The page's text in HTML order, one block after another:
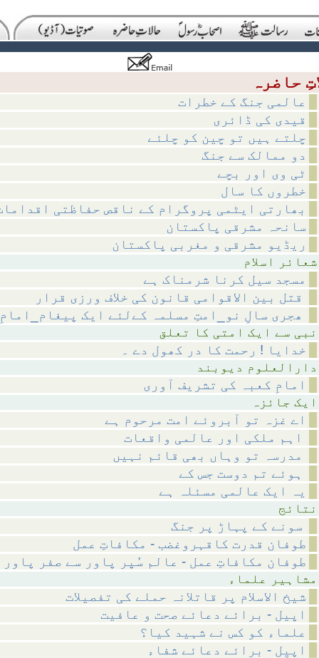
عالمی جنگ کے خطرات
قیدی کی ڈائری
چلتے ہیں تو چین کو چلئے
دو ممالک سے جنگ
ٹی وی اور بچے
خطروں کا سال
بھارتی ایٹمی پروگرام کے ناقص حفاظتی
سانحہ مشرقی پاکستان
ریڈیو مشرقی و مغربی پاکستان
مسجد سیل کرنا شرمناک ہے
خدایا ! رحمت کا در کھول دے ۔
امامِ کعبہ کی تشریف آوری
اے غزہ تو آبروئے امت مرحوم ہے
یہ ایک عالمی مسئلہ ہے
طوفان قدرت کاقہروغضب - مکافاتِ عمل
طوفان مکافاتِ عمل - عالم سُپر پاور سے صفر پاور
شیخ الاسلام پر قاتلانہ حملے کی تفصیلات
اپیل - برائے دعائے صحت و عافیت
علماء کو کس نے شہید کیا؟
اپیِل - برائے دعائے شفاء